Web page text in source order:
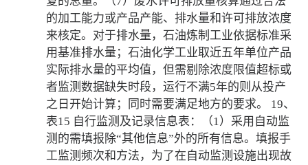
的加工能力或产品产能、排水量和许可排放浓度
来核定。对于排水量，石油炼制工业依据标准采
用基准排水量；石油化学工业取近五年单位产品
实际排水量的平均值，但需剔除浓度限值超标或
者监测数据缺失时段，运行不满5年的则从投产
之日开始计算；同时需要满足地方的要求。 19、
表15 自行监测及记录信息表：（1）采用自动监
测的需填报除“其他信息”外的所有信息。填报手
工监测频次和方法，为了在自动监测设施出现故